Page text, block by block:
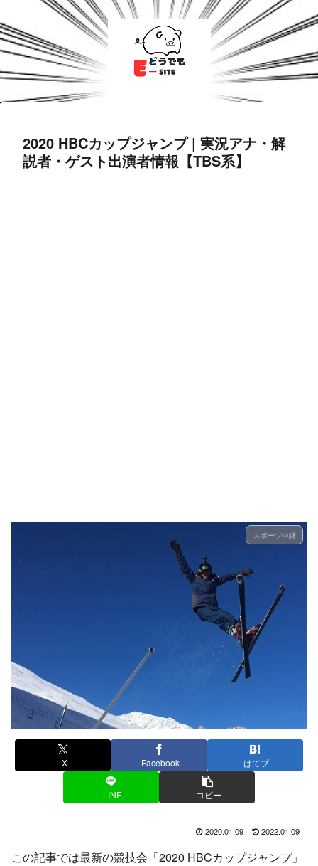
2020 HBCカップジャンプ | 実況アナ・解
説者・ゲスト出演者情報【TBS系】
スポーツ中継
X Facebook はてブ
LINE コピー
2020.01.09 2022.01.09
この記事では最新の競技会「2020 HBCカップジャンプ」